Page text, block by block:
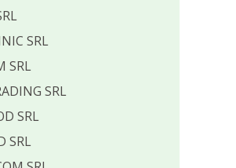
SRL
SRL
SRL
SRL
SRL